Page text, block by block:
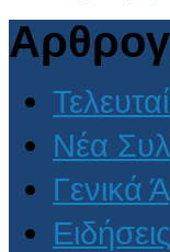
Νέα
Γενικά